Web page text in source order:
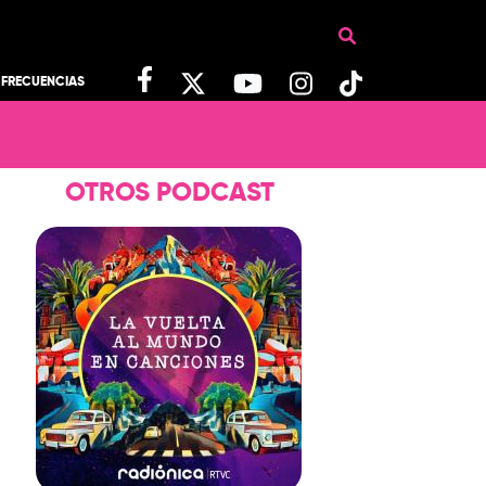
FRECUENCIAS
OTROS PODCAST